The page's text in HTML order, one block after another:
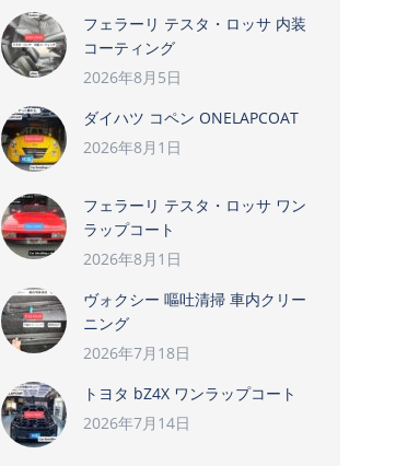
フェラーリ テスタ・ロッサ 内装
コーティング
2026年8月5日
ダイハツ コペン ONELAPCOAT
2026年8月1日
フェラーリ テスタ・ロッサ ワン
ラップコート
2026年8月1日
ヴォクシー 嘔吐清掃 車内クリー
ニング
2026年7月18日
トヨタ bZ4X ワンラップコート
2026年7月14日